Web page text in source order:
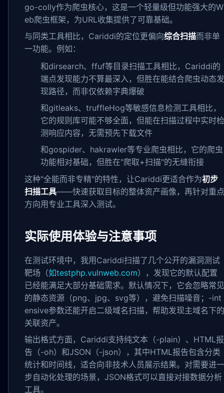
go-colly作为爬虫核心，这是一个轻量级但功能强大的W
eb爬虫框架，为URL收集提供了可靠基础。
与同类工具相比，Cariddi的定位更偏向综合扫描而非单
一功能。例如：
和dirsearch、ffuf等目录扫描工具相比，Cariddi的
端点发现能力不算最深入，但胜在能结合爬虫动态发
现路径，而非仅依赖字典爆破
和gitleaks、truffleHog等敏感信息检测工具相比，
它的规则库可能不够全面，但能在扫描过程中实时检
测响应内容，无需预先下载文件
和gospider、hakrawler等专业爬虫相比，它的爬虫
功能相对基础，但胜在"爬取+扫描"的无缝衔接
这种"全能而非专精"的特性，让Cariddi更适合作为初步
扫描工具——快速获取目标的整体资产画像，再针对重点
方向用专业工具深入测试。
实际使用体验与注意事项
在测试环境中，我用Cariddi扫描了几个公开的漏洞测试
靶场（如testphp.vulnweb.com），发现它的默认配置
已经能满足大部分基础需求。默认情况下，它会忽略常见
的静态资源（png、jpg、svg等），避免扫描噪音；-int
ensive参数还能开启二级域名扫描，帮助发现主域名下的
关联资产。
输出格式方面，Cariddi支持纯文本（-plain）、HTML报
告（-oh）和JSON（-json），其中HTML报告包含分类
统计和时间线，适合向非技术人员展示结果。对需要进一
步自动化处理的场景，JSON格式可以直接对接数据分析
工具。